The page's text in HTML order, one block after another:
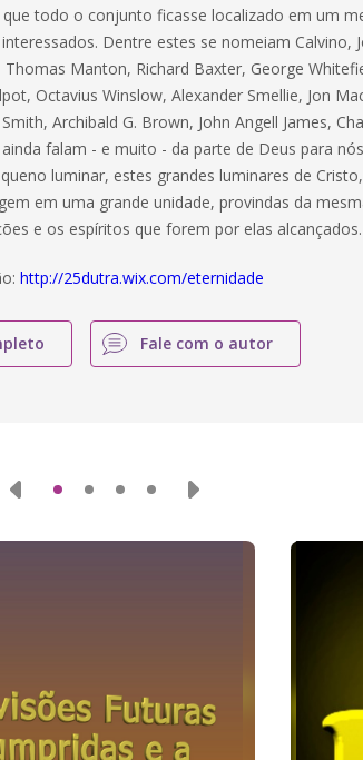
todo o conjunto ficasse localizado em um
Dentre estes se nomeiam Calvino,
Manton, Richard Baxter, George
Octavius Winslow, Alexander Smellie, Jon
Archibald G. Brown, John Angell James,
falam - e muito - da parte de Deus para
luminar, estes grandes luminares de
em uma grande unidade, provindas da
e os espíritos que forem por elas alcançados.
http://25dutra.wix.com/eternidade
Fale com o autor